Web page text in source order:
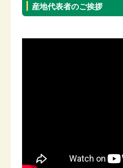
産地代表者のご挨拶